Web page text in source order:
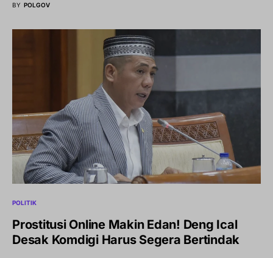
BY POLGOV
POLITIK
Prostitusi Online Makin Edan! Deng Ical
Desak Komdigi Harus Segera Bertindak